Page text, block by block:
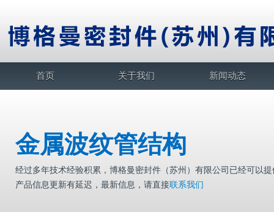
首页 关于我们 新闻动态
金属波纹管结构
经过多年技术经验积累，博格曼密封件（苏州）有限公司已经可以
产品信息更新有延迟，最新信息，请直接联系我们